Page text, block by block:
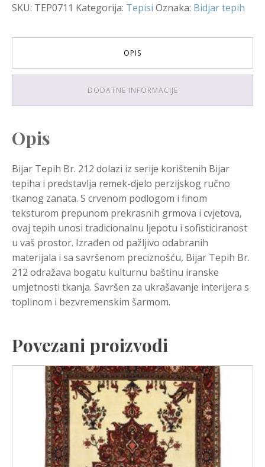
SKU: TEP0711 Kategorija: Tepisi Oznaka: Bidjar tepih
OPIS
DODATNE INFORMACIJE
Opis
Bijar Tepih Br. 212 dolazi iz serije korištenih Bijar
tepiha i predstavlja remek-djelo perzijskog ručno
tkanog zanata. S crvenom podlogom i finom
teksturom prepunom prekrasnih grmova i cvjetova,
ovaj tepih unosi tradicionalnu ljepotu i sofisticiranost
u vaš prostor. Izrađen od pažljivo odabranih
materijala i sa savršenom preciznošću, Bijar Tepih Br.
212 odražava bogatu kulturnu baštinu iranske
umjetnosti tkanja. Savršen za ukrašavanje interijera s
toplinom i bezvremenskim šarmom.
Povezani proizvodi